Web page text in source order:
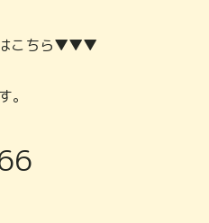
こちら▼▼▼
。